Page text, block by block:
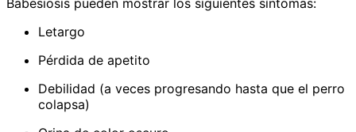
Babesiosis pueden mostrar los siguientes síntomas:
Letargo
Pérdida de apetito
Debilidad (a veces progresando hasta que el perro
colapsa)